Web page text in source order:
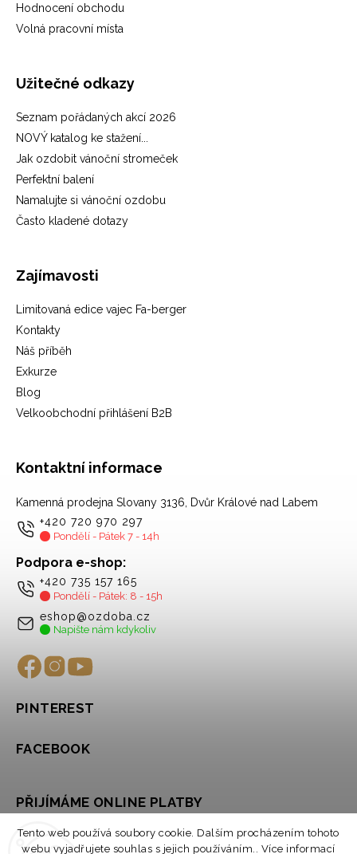
Tento web používá soubory cookie. Dalším procházením tohoto
webu vyjadřujete souhlas s jejich používáním.. Více informací
Hodnocení obchodu
Volná pracovní místa
Užitečné odkazy
Seznam pořádaných akcí 2026
NOVÝ katalog ke stažení...
Jak ozdobit vánoční stromeček
Perfektní balení
Namalujte si vánoční ozdobu
Často kladené dotazy
Zajímavosti
Limitovaná edice vajec Fa-berger
Kontakty
Náš příběh
Exkurze
Blog
Velkoobchodní přihlášení B2B
Kontaktní informace
Kamenná prodejna Slovany 3136, Dvůr Králové nad Labem
+420 720 970 297
Pondělí - Pátek 7 - 14h
Podpora e-shop:
+420 735 157 165
Pondělí - Pátek: 8 - 15h
eshop@ozdoba.cz
Napište nám kdykoliv
PINTEREST
FACEBOOK
PŘIJÍMÁME ONLINE PLATBY